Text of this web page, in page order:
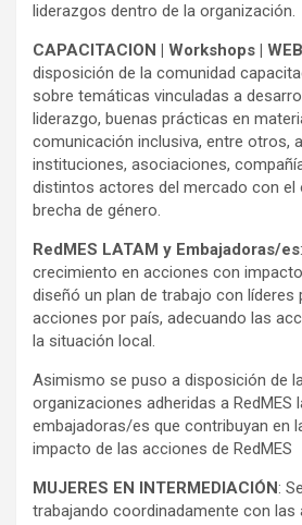
liderazgos dentro de la organización.
CAPACITACION | Workshops |
disposición de la comunidad
sobre temáticas vinculadas a
liderazgo, buenas prácticas en
comunicación inclusiva, entre otros,
instituciones, asociaciones,
distintos actores del mercado con el
brecha de género.
RedMES LATAM y Embajadoras/es
crecimiento en acciones con
diseñó un plan de trabajo con líderes
acciones por país, adecuando las
la situación local.
Asimismo se puso a disposición de
organizaciones adheridas a RedMES
embajadoras/es que contribuyan en
impacto de las acciones de RedMES
MUJERES EN INTERMEDIACIÓN:
trabajando coordinadamente con las